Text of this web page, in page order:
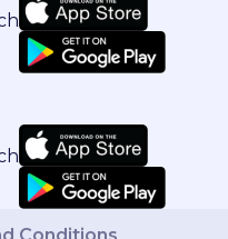
Conditions